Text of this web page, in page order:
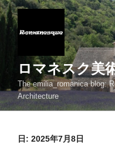
コ
ン
ス
キ
ロマネスク美
The emilia_romanica blog:
Architecture
日: 2025年7月8日